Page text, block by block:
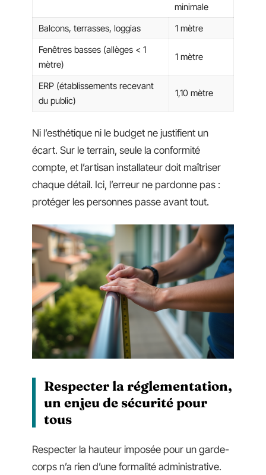
minimale
Balcons, terrasses, loggias
1 mètre
Fenêtres basses (allèges < 1
mètre)
1 mètre
ERP (établissements recevant
du public)
1,10 mètre
Ni l’esthétique ni le budget ne justifient un
écart. Sur le terrain, seule la conformité
compte, et l’artisan installateur doit maîtriser
chaque détail. Ici, l’erreur ne pardonne pas :
protéger les personnes passe avant tout.
Respecter la réglementation,
un enjeu de sécurité pour
tous
Respecter la hauteur imposée pour un garde-
corps n’a rien d’une formalité administrative.